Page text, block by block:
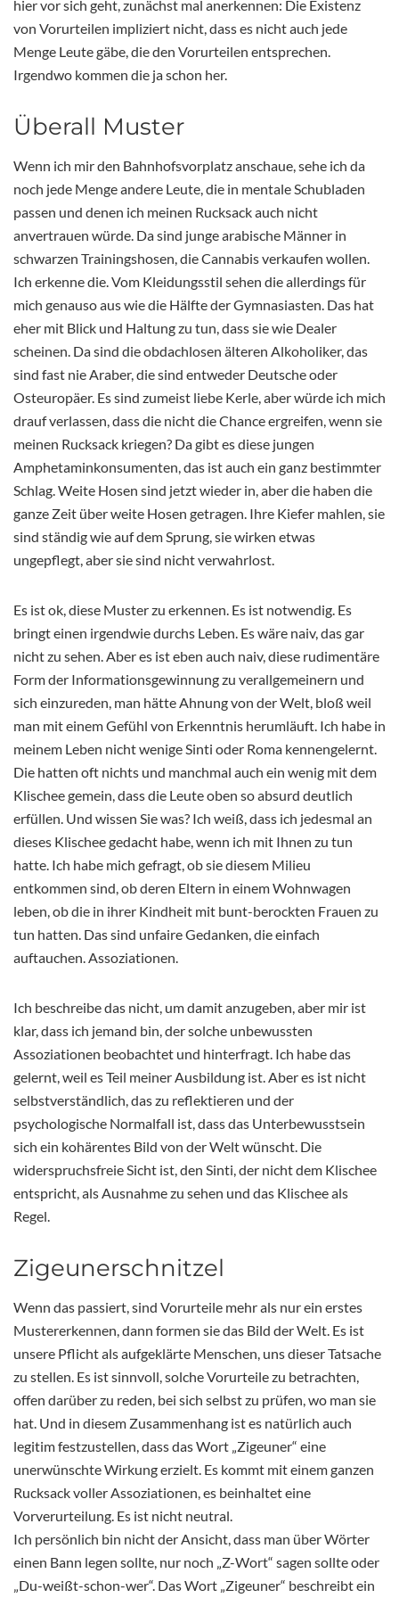
hier vor sich geht, zunächst mal anerkennen: Die Existenz
von Vorurteilen impliziert nicht, dass es nicht auch jede
Menge Leute gäbe, die den Vorurteilen entsprechen.
Irgendwo kommen die ja schon her.
Überall Muster
Wenn ich mir den Bahnhofsvorplatz anschaue, sehe ich da
noch jede Menge andere Leute, die in mentale Schubladen
passen und denen ich meinen Rucksack auch nicht
anvertrauen würde. Da sind junge arabische Männer in
schwarzen Trainingshosen, die Cannabis verkaufen wollen.
Ich erkenne die. Vom Kleidungsstil sehen die allerdings für
mich genauso aus wie die Hälfte der Gymnasiasten. Das hat
eher mit Blick und Haltung zu tun, dass sie wie Dealer
scheinen. Da sind die obdachlosen älteren Alkoholiker, das
sind fast nie Araber, die sind entweder Deutsche oder
Osteuropäer. Es sind zumeist liebe Kerle, aber würde ich mich
drauf verlassen, dass die nicht die Chance ergreifen, wenn sie
meinen Rucksack kriegen? Da gibt es diese jungen
Amphetaminkonsumenten, das ist auch ein ganz bestimmter
Schlag. Weite Hosen sind jetzt wieder in, aber die haben die
ganze Zeit über weite Hosen getragen. Ihre Kiefer mahlen, sie
sind ständig wie auf dem Sprung, sie wirken etwas
ungepflegt, aber sie sind nicht verwahrlost.
Es ist ok, diese Muster zu erkennen. Es ist notwendig. Es
bringt einen irgendwie durchs Leben. Es wäre naiv, das gar
nicht zu sehen. Aber es ist eben auch naiv, diese rudimentäre
Form der Informationsgewinnung zu verallgemeinern und
sich einzureden, man hätte Ahnung von der Welt, bloß weil
man mit einem Gefühl von Erkenntnis herumläuft. Ich habe in
meinem Leben nicht wenige Sinti oder Roma kennengelernt.
Die hatten oft nichts und manchmal auch ein wenig mit dem
Klischee gemein, dass die Leute oben so absurd deutlich
erfüllen. Und wissen Sie was? Ich weiß, dass ich jedesmal an
dieses Klischee gedacht habe, wenn ich mit Ihnen zu tun
hatte. Ich habe mich gefragt, ob sie diesem Milieu
entkommen sind, ob deren Eltern in einem Wohnwagen
leben, ob die in ihrer Kindheit mit bunt-berockten Frauen zu
tun hatten. Das sind unfaire Gedanken, die einfach
auftauchen. Assoziationen.
Ich beschreibe das nicht, um damit anzugeben, aber mir ist
klar, dass ich jemand bin, der solche unbewussten
Assoziationen beobachtet und hinterfragt. Ich habe das
gelernt, weil es Teil meiner Ausbildung ist. Aber es ist nicht
selbstverständlich, das zu reflektieren und der
psychologische Normalfall ist, dass das Unterbewusstsein
sich ein kohärentes Bild von der Welt wünscht. Die
widerspruchsfreie Sicht ist, den Sinti, der nicht dem Klischee
entspricht, als Ausnahme zu sehen und das Klischee als
Regel.
Zigeunerschnitzel
Wenn das passiert, sind Vorurteile mehr als nur ein erstes
Mustererkennen, dann formen sie das Bild der Welt. Es ist
unsere Pflicht als aufgeklärte Menschen, uns dieser Tatsache
zu stellen. Es ist sinnvoll, solche Vorurteile zu betrachten,
offen darüber zu reden, bei sich selbst zu prüfen, wo man sie
hat. Und in diesem Zusammenhang ist es natürlich auch
legitim festzustellen, dass das Wort „Zigeuner“ eine
unerwünschte Wirkung erzielt. Es kommt mit einem ganzen
Rucksack voller Assoziationen, es beinhaltet eine
Vorverurteilung. Es ist nicht neutral.
Ich persönlich bin nicht der Ansicht, dass man über Wörter
einen Bann legen sollte, nur noch „Z-Wort“ sagen sollte oder
„Du-weißt-schon-wer“. Das Wort „Zigeuner“ beschreibt ein